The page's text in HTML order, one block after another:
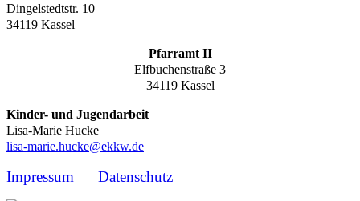
Dingelstedtstr. 10
34119 Kassel
Pfarramt II
Elfbuchenstraße 3
34119 Kassel
Kinder- und Jugendarbeit
Lisa-Marie Hucke
lisa-marie.hucke@ekkw.de
Impressum Datenschutz